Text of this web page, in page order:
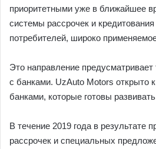
приоритетными уже в ближайшее
системы рассрочек и
потребителей, широко
Это направление
с банками. UzAuto Motors открыто
банками, которые готовы
В течение 2019 года в результате
рассрочек и специальных